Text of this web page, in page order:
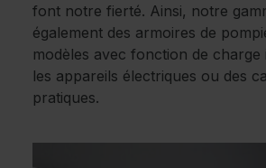
font notre fierté. Ainsi, notre
également des armoires de
modèles avec fonction de
les appareils électriques ou des
pratiques.